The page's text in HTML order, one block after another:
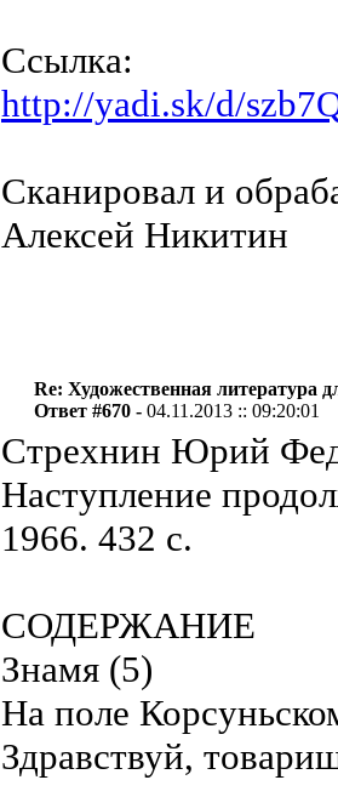
Ссылка:
http://yadi.sk/d/
Сканировал и
Алексей Никитин
Re: Художественная литература
Ответ #670 -04.11.2013 :: 09:20:01
Стрехнин Юрий
Наступление
1966. 432 с.
СОДЕРЖАНИЕ
Знамя (5)
На поле
Здравствуй,